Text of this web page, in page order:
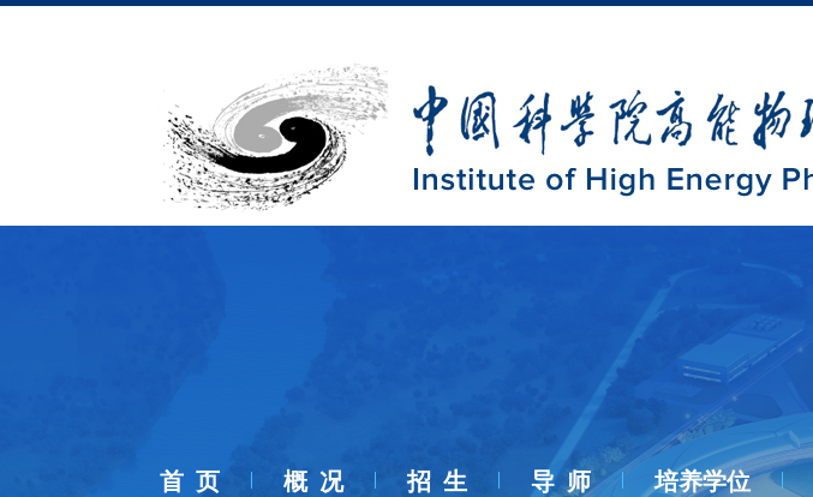
首 页 概 况 招 生 导 师 培养学位